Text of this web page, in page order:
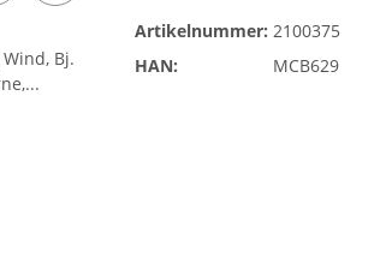
Artikelnummer: 2100375
HAN:
MCB629